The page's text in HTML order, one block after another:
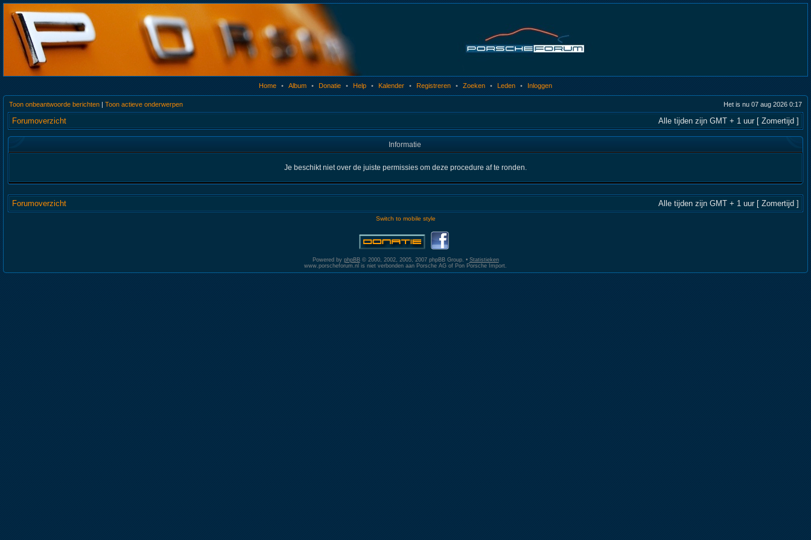
Home • Album • Donatie • Help • Kalender • Registreren • Zoeken • Leden • Inloggen
Toon onbeantwoorde berichten | Toon actieve onderwerpen Het is nu 07 aug 2026 0:17
Forumoverzicht Alle tijden zijn GMT + 1 uur [ Zomertijd ]
Informatie
Je beschikt niet over de juiste permissies om deze procedure af te ronden.
Forumoverzicht Alle tijden zijn GMT + 1 uur [ Zomertijd ]
Switch to mobile style
Powered by phpBB© 2000, 2002, 2005, 2007 phpBB Group. • Statistieken
www.porscheforum.nl is niet verbonden aan Porsche AG of Pon Porsche Import.